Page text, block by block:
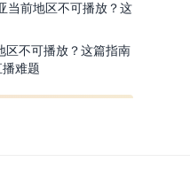
当前地区不可播放？这
区不可播放？这篇指南
难题